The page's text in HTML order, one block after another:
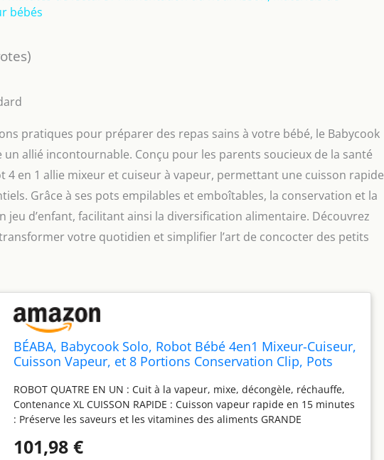
bébés
pratiques pour préparer des repas sains à votre bébé, le Babycook
un allié incontournable. Conçu pour les parents soucieux de la santé
en 1 allie mixeur et cuiseur à vapeur, permettant une cuisson rapide
Grâce à ses pots empilables et emboîtables, la conservation et la
d’enfant, facilitant ainsi la diversification alimentaire. Découvrez
votre quotidien et simplifier l’art de concocter des petits
BÉABA, Babycook Solo, Robot Bébé 4en1 Mixeur-Cuiseur,
Cuisson Vapeur, et 8 Portions Conservation Clip, Pots
Petits pots bébé maison, graduation
ROBOT QUATRE EN UN : Cuit à la vapeur, mixe, décongèle, réchauffe,
Contenance XL CUISSON RAPIDE : Cuisson vapeur rapide en 15 minutes
: Préserve les saveurs et les vitamines des aliments GRANDE
importantes en un tour de main SET DE 8 PORTIONS CLIPS : tout le
101,98 €